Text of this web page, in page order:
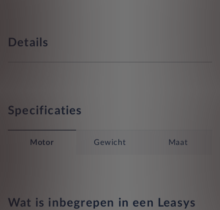
Details
Specificaties
Motor Gewicht Maat
Wat is inbegrepen in een Leasys